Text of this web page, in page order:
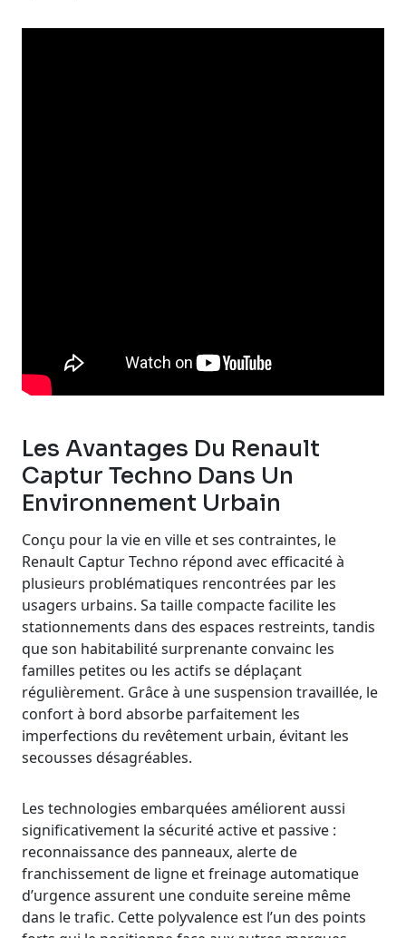
Les Avantages Du Renault
Captur Techno Dans Un
Environnement Urbain
Conçu pour la vie en ville et ses contraintes, le
Renault Captur Techno répond avec efficacité à
plusieurs problématiques rencontrées par les
usagers urbains. Sa taille compacte facilite les
stationnements dans des espaces restreints, tandis
que son habitabilité surprenante convainc les
familles petites ou les actifs se déplaçant
régulièrement. Grâce à une suspension travaillée, le
confort à bord absorbe parfaitement les
imperfections du revêtement urbain, évitant les
secousses désagréables.
Les technologies embarquées améliorent aussi
significativement la sécurité active et passive :
reconnaissance des panneaux, alerte de
franchissement de ligne et freinage automatique
d’urgence assurent une conduite sereine même
dans le trafic. Cette polyvalence est l’un des points